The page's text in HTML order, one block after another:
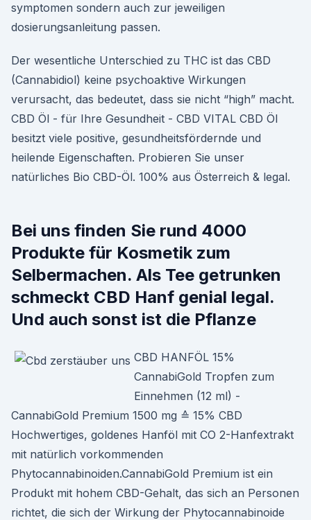
symptomen sondern auch zur jeweiligen
dosierungsanleitung passen.
Der wesentliche Unterschied zu THC ist das CBD
(Cannabidiol) keine psychoaktive Wirkungen
verursacht, das bedeutet, dass sie nicht “high” macht.
CBD Öl - für Ihre Gesundheit - CBD VITAL CBD Öl
besitzt viele positive, gesundheitsfördernde und
heilende Eigenschaften. Probieren Sie unser
natürliches Bio CBD-Öl. 100% aus Österreich & legal.
Bei uns finden Sie rund 4000
Produkte für Kosmetik zum
Selbermachen. Als Tee getrunken
schmeckt CBD Hanf genial legal.
Und auch sonst ist die Pflanze
CBD HANFÖL 15%
CannabiGold Tropfen zum
Einnehmen (12 ml) -
CannabiGold Premium 1500 mg ≙ 15% CBD
Hochwertiges, goldenes Hanföl mit CO 2-Hanfextrakt
mit natürlich vorkommenden
Phytocannabinoiden.CannabiGold Premium ist ein
Produkt mit hohem CBD-Gehalt, das sich an Personen
richtet, die sich der Wirkung der Phytocannabinoide